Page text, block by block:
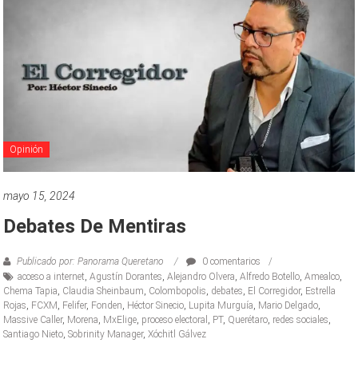
Opinión
mayo 15, 2024
Debates De Mentiras
Publicado por: Panorama Queretano
0 comentarios
acceso a internet ,Agustín Dorantes ,Alejandro Olvera ,Alfredo Botello ,Amealco
Chema Tapia Claudia Sheinbaum Colombopolis debates El Corregidor, Estrella
Rojas FCXM Felifer, Fonden Héctor Sinecio Lupita Murguía Mario Delgado
Massive Caller, Morena MxElige proceso electoral PT, Querétaro redes sociales
Santiago Nieto ,Sobrinity Manager,Xóchitl Gálvez